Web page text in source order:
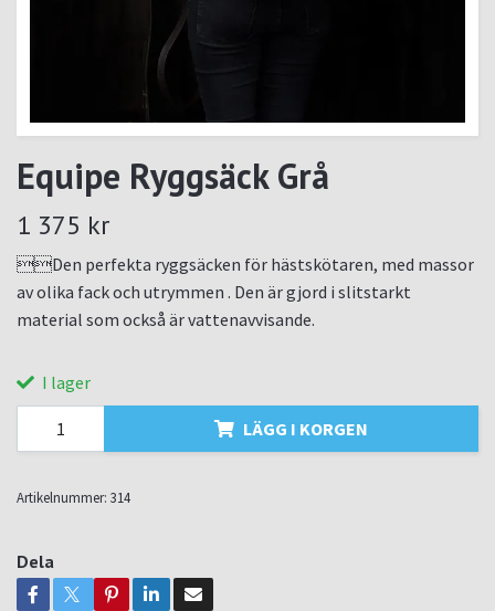
Equipe Ryggsäck Grå
1 375 kr
Den perfekta ryggsäcken för hästskötaren, med massor
av olika fack och utrymmen . Den är gjord i slitstarkt
material som också är vattenavvisande.
I lager
LÄGG I KORGEN
Artikelnummer: 314
Dela